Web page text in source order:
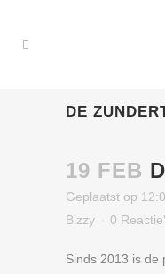
DE
19 FEB
Geplaatst op
Bizzy
0
Sinds 2013 is de